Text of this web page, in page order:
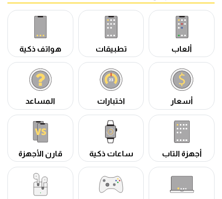
ألعاب تطبيقات هواتف ذكية
أسعار اختبارات المساعد
أجهزة التاب ساعات ذكية قارن الأجهزة